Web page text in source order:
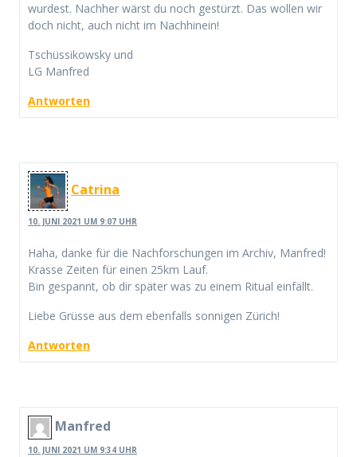
wurdest. Nachher wärst du noch gestürzt. Das wollen wir
doch nicht, auch nicht im Nachhinein!
Tschüssikowsky und
LG Manfred
Antworten
Catrina
10. JUNI 2021 UM 9:07 UHR
Haha, danke für die Nachforschungen im Archiv, Manfred!
Krasse Zeiten für einen 25km Lauf.
Bin gespannt, ob dir später was zu einem Ritual einfällt.
Liebe Grüsse aus dem ebenfalls sonnigen Zürich!
Antworten
Manfred
10. JUNI 2021 UM 9:34 UHR